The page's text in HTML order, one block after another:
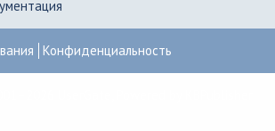
Конфиденциальность